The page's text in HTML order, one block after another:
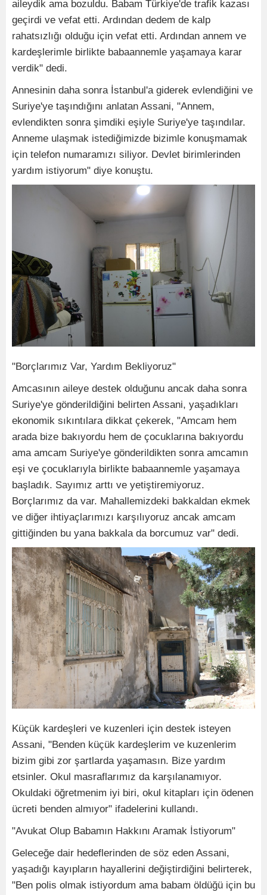
aileydik ama bozuldu. Babam Türkiye'de trafik kazası
geçirdi ve vefat etti. Ardından dedem de kalp
rahatsızlığı olduğu için vefat etti. Ardından annem ve
kardeşlerimle birlikte babaannemle yaşamaya karar
verdik" dedi.
Annesinin daha sonra İstanbul'a giderek evlendiğini ve
Suriye'ye taşındığını anlatan Assani, "Annem,
evlendikten sonra şimdiki eşiyle Suriye'ye taşındılar.
Anneme ulaşmak istediğimizde bizimle konuşmamak
için telefon numaramızı siliyor. Devlet birimlerinden
yardım istiyorum" diye konuştu.
"Borçlarımız Var, Yardım Bekliyoruz"
Amcasının aileye destek olduğunu ancak daha sonra
Suriye'ye gönderildiğini belirten Assani, yaşadıkları
ekonomik sıkıntılara dikkat çekerek, "Amcam hem
arada bize bakıyordu hem de çocuklarına bakıyordu
ama amcam Suriye'ye gönderildikten sonra amcamın
eşi ve çocuklarıyla birlikte babaannemle yaşamaya
başladık. Sayımız arttı ve yetiştiremiyoruz.
Borçlarımız da var. Mahallemizdeki bakkaldan ekmek
ve diğer ihtiyaçlarımızı karşılıyoruz ancak amcam
gittiğinden bu yana bakkala da borcumuz var" dedi.
Küçük kardeşleri ve kuzenleri için destek isteyen
Assani, "Benden küçük kardeşlerim ve kuzenlerim
bizim gibi zor şartlarda yaşamasın. Bize yardım
etsinler. Okul masraflarımız da karşılanamıyor.
Okuldaki öğretmenim iyi biri, okul kitapları için ödenen
ücreti benden almıyor" ifadelerini kullandı.
"Avukat Olup Babamın Hakkını Aramak İstiyorum"
Geleceğe dair hedeflerinden de söz eden Assani,
yaşadığı kayıpların hayallerini değiştirdiğini belirterek,
"Ben polis olmak istiyordum ama babam öldüğü için bu